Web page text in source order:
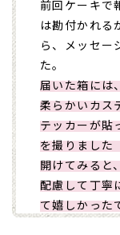
前回ケーキで
は勘付かれる
ら、メッセー
た。
届いた箱には
柔らかいカス
テッカーが貼
を撮りました
開けてみると
配慮して丁寧
て嬉しかった